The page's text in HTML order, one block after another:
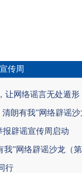
传周
让网络谣言无处遁形
清朗有我”网络辟谣
报辟谣宣传周启动
我”网络辟谣沙龙（
行